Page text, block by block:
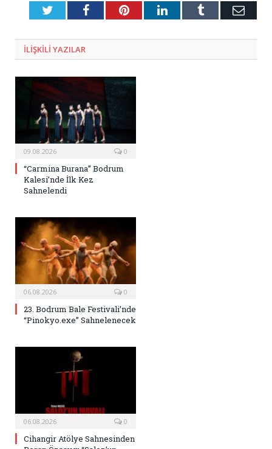
TwitterFacebookPinterestLinkedInTumblr E-
ILIŞKILI YAZILAR
09.08.2026 0
“Carmina Burana” Bodrum
Kalesi’nde İlk Kez
Sahnelendi
06.08.2026 0
23. Bodrum Bale Festivali’nde
“Pinokyo.exe” Sahnelenecek
06.08.2026 0
Cihangir Atölye Sahnesinden